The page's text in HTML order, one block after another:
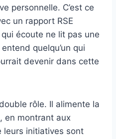
personnelle. C’est ce
un rapport RSE
écoute ne lit pas une
quelqu’un qui
devenir dans cette
rôle. Il alimente la
, en montrant aux
leurs initiatives sont